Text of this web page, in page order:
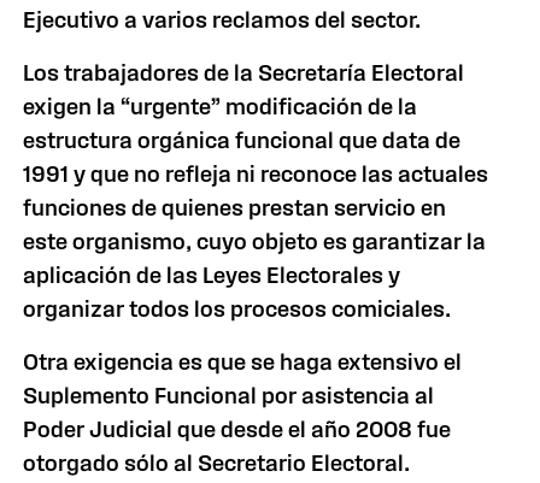
Ejecutivo a varios reclamos del sector.
Los trabajadores de la Secretaría Electoral
exigen la “urgente” modificación de la
estructura orgánica funcional que data de
1991 y que no refleja ni reconoce las actuales
funciones de quienes prestan servicio en
este organismo, cuyo objeto es garantizar la
aplicación de las Leyes Electorales y
organizar todos los procesos comiciales.
Otra exigencia es que se haga extensivo el
Suplemento Funcional por asistencia al
Poder Judicial que desde el año 2008 fue
otorgado sólo al Secretario Electoral.